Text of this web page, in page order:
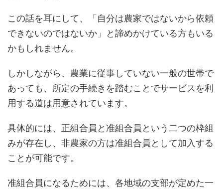
この話を耳にして、「自分は農家ではないから依頼
できないのではないか」と諦めかけている方もいる
かもしれません。
しかしながら、農業に従事していない一般の世帯で
あっても、所定の手続きを踏むことでサービスを利
用する道は用意されています。
具体的には、正組合員と准組合員という二つの枠組
みが存在し、非農家の方は准組合員として加入する
ことが可能です。
准組合員になるためには、各地域の支部が定めた一